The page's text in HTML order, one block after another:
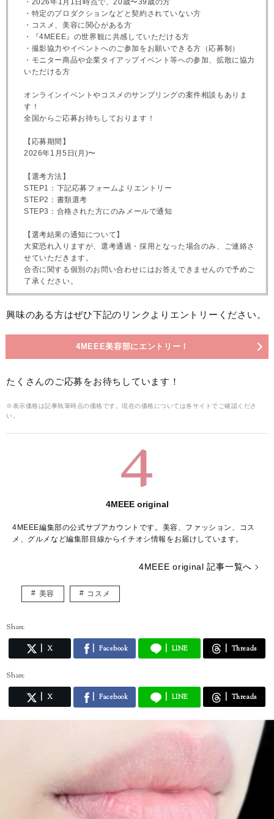
・特定のプロダクションなどと契約されていない方
・コスメ、美容に関心がある方
・『4MEEE』の世界観に共感していただける方
・撮影協力やイベントへのご参加をお願いできる方（応募制）
・モニター商品や企業タイアップイベント等への参加、拡散に協力
いただける方
オンラインイベントやコスメのサンプリングの案件相談もありま
す！
全国からご応募お待ちしております！
【応募期間】
2026年1月5日(月)〜
【選考方法】
STEP1：下記応募フォームよりエントリー
STEP2：書類選考
STEP3：合格された方にのみメールで通知
【選考結果の通知について】
大変恐れ入りますが、選考通過・採用となった場合のみ、ご連絡さ
せていただきます。
合否に関する個別のお問い合わせにはお答えできませんので予めご
了承ください。
興味のある方はぜひ下記のリンクよりエントリーください。
4MEEE美容部にエントリー！
たくさんのご応募をお待ちしています！
※表示価格は記事執筆時点の価格です。現在の価格については各サイトでご確認くださ
い。
4MEEE original
4MEEE編集部の公式サブアカウントです。美容、ファッション、コス
メ、グルメなど編集部目線からイチオシ情報をお届けしています。
4MEEE original 記事一覧へ
美容 コスメ
Share
X Facebook LINE Threads
Share
X Facebook LINE Threads